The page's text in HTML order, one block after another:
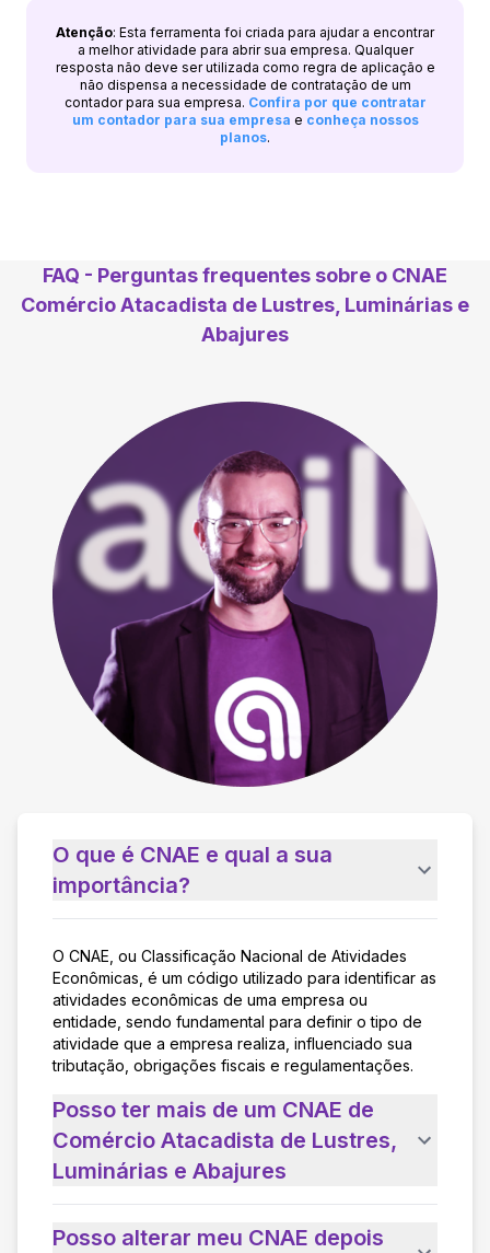
Atenção: Esta ferramenta foi criada para ajudar a encontrar
a melhor atividade para abrir sua empresa. Qualquer
resposta não deve ser utilizada como regra de aplicação e
não dispensa a necessidade de contratação de um
contador para sua empresa. Confira por que contratar
um contador para sua empresa e conheça nossos
planos.
FAQ - Perguntas frequentes sobre o CNAE
Comércio Atacadista de Lustres, Luminárias e
Abajures
O que é CNAE e qual a sua
importância?
O CNAE, ou Classificação Nacional de Atividades
Econômicas, é um código utilizado para identificar as
atividades econômicas de uma empresa ou
entidade, sendo fundamental para definir o tipo de
atividade que a empresa realiza, influenciado sua
tributação, obrigações fiscais e regulamentações.
Posso ter mais de um CNAE de
Comércio Atacadista de Lustres,
Luminárias e Abajures
Posso alterar meu CNAE depois